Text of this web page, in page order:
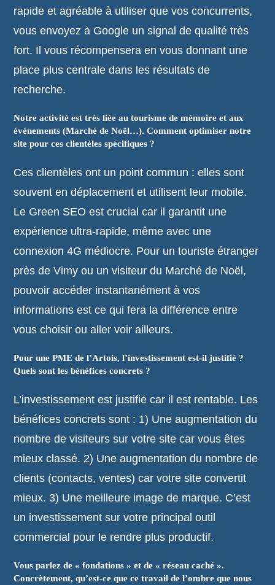
rapide et agréable à utiliser que vos concurrents,
vous envoyez à Google un signal de qualité très
fort. Il vous récompensera en vous donnant une
place plus centrale dans les résultats de
recherche.
Notre activité est très liée au tourisme de mémoire et aux
événements (Marché de Noël…). Comment optimiser notre
site pour ces clientèles spécifiques ?
Ces clientèles ont un point commun : elles sont
souvent en déplacement et utilisent leur mobile.
Le Green SEO est crucial car il garantit une
expérience ultra-rapide, même avec une
connexion 4G médiocre. Pour un touriste étranger
près de Vimy ou un visiteur du Marché de Noël,
pouvoir accéder instantanément à vos
informations est ce qui fera la différence entre
vous choisir ou aller voir ailleurs.
Pour une PME de l’Artois, l’investissement est-il justifié ?
Quels sont les bénéfices concrets ?
L’investissement est justifié car il est rentable. Les
bénéfices concrets sont : 1) Une augmentation du
nombre de visiteurs sur votre site car vous êtes
mieux classé. 2) Une augmentation du nombre de
clients (contacts, ventes) car votre site convertit
mieux. 3) Une meilleure image de marque. C’est
un investissement sur votre principal outil
commercial pour le rendre plus productif.
Vous parlez de « fondations » et de « réseau caché ».
Concrètement, qu’est-ce que ce travail de l’ombre que nous